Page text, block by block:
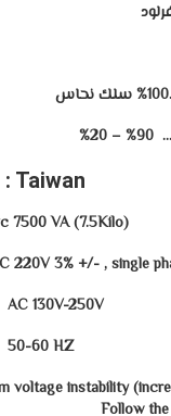
100% سلك نحاس
90% – 20%
Taiwan
(Product Specification : svc 7500 VA (7.5Kilo
220V 3% +/- , single
AC
voltage instability
RELAY